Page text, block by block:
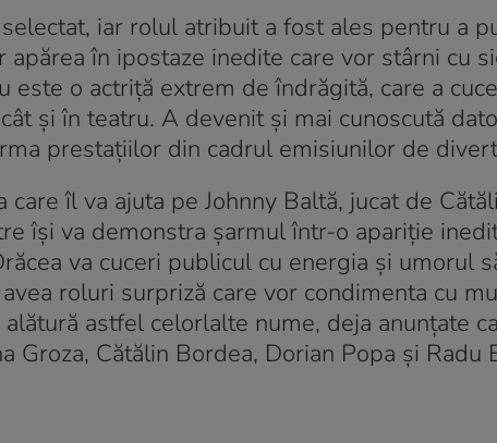
iar rolul atribuit a fost ales pentru a
în ipostaze inedite care vor stârni cu
este o actriță extrem de îndrăgită, care a
și în teatru. A devenit și mai cunoscută
prestațiilor din cadrul emisiunilor de
îl va ajuta pe Johnny Baltă, jucat de
își va demonstra șarmul într-o apariție
va cuceri publicul cu energia și umorul
roluri surpriză care vor condimenta cu
astfel celorlalte nume, deja anunțate
Cătălin Bordea, Dorian Popa și Radu